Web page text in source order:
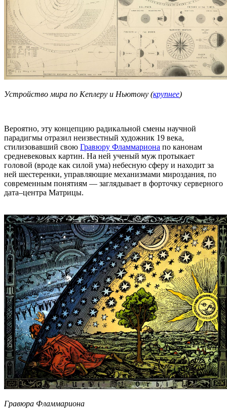
Устройство мира по Кеплеру и Ньютону (крупнее)
Вероятно, эту концепцию радикальной смены научной
парадигмы отразил неизвестный художник 19 века,
стилизовавший свою Гравюру Фламмариона по канонам
средневековых картин. На ней ученый муж протыкает
головой (вроде как силой ума) небесную сферу и находит за
ней шестеренки, управляющие механизмами мироздания, по
современным понятиям — заглядывает в форточку серверного
дата–центра Матрицы.
Гравюра Фламмариона